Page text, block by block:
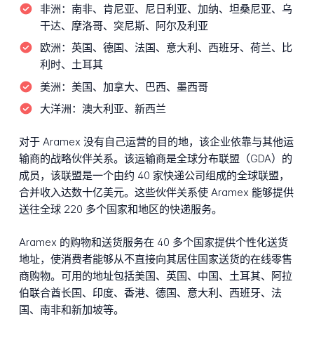
非洲： 南非、肯尼亚、尼日利亚、加纳、坦桑尼亚、乌
干达、摩洛哥、突尼斯、阿尔及利亚
欧洲： 英国、德国、法国、意大利、西班牙、荷兰、比
利时、土耳其
美洲： 美国、加拿大、巴西、墨西哥
大洋洲： 澳大利亚、新西兰
对于 Aramex 没有自己运营的目的地，该企业依靠与其他运
输商的战略伙伴关系。该运输商是全球分布联盟（GDA）的
成员，该联盟是一个由约 40 家快递公司组成的全球联盟，
合并收入达数十亿美元。这些伙伴关系使 Aramex 能够提供
送往全球 220 多个国家和地区的快递服务。
Aramex 的购物和送货服务在 40 多个国家提供个性化送货
地址，使消费者能够从不直接向其居住国家送货的在线零售
商购物。可用的地址包括美国、英国、中国、土耳其、阿拉
伯联合酋长国、印度、香港、德国、意大利、西班牙、法
国、南非和新加坡等。